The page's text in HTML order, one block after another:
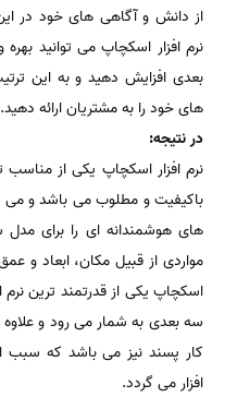
از دانش و آگاهی های خود در این
نرم افزار اسکچاپ می توانید
بعدی افزایش دهید و به این
های خود را به مشتریان ارائه دهید.
در نتیجه:
نرم افزار اسکچاپ یکی از
های هوشمندانه ای را برای
مواردی از قبیل مکان، ابعاد و
اسکچاپ یکی از قدرتمند ترین
سه بعدی به شمار می رود و
کار پسند نیز می باشد که سبب
افزار می گردد.